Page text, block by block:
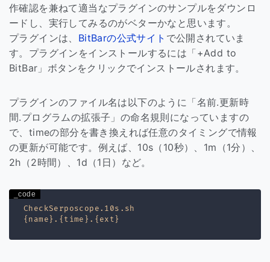
作確認を兼ねて適当なプラグインのサンプルをダウンロ
ードし、実行してみるのがベターかなと思います。
プラグインは、 BitBarの公式サイト で公開されていま
す。プラグインをインストールするには「+Add to
BitBar」ボタンをクリックでインストールされます。
プラグインのファイル名は以下のように「名前.更新時
間.プログラムの拡張子」の命名規則になっていますの
で、timeの部分を書き換えれば任意のタイミングで情報
の更新が可能です。例えば、10s（10秒）、1m（1分）、
2h（2時間）、1d（1日）など。
CheckSerposcope.10s.sh